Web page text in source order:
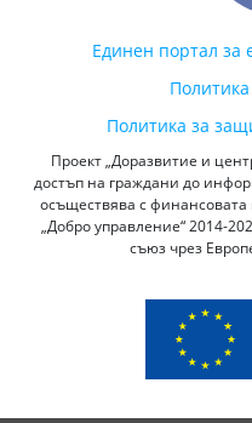
Единен портал за
Политика за
Проект „Доразвитие и
достъп на граждани до
осъществява с
„Добро управление“ 2014-
съюз чрез